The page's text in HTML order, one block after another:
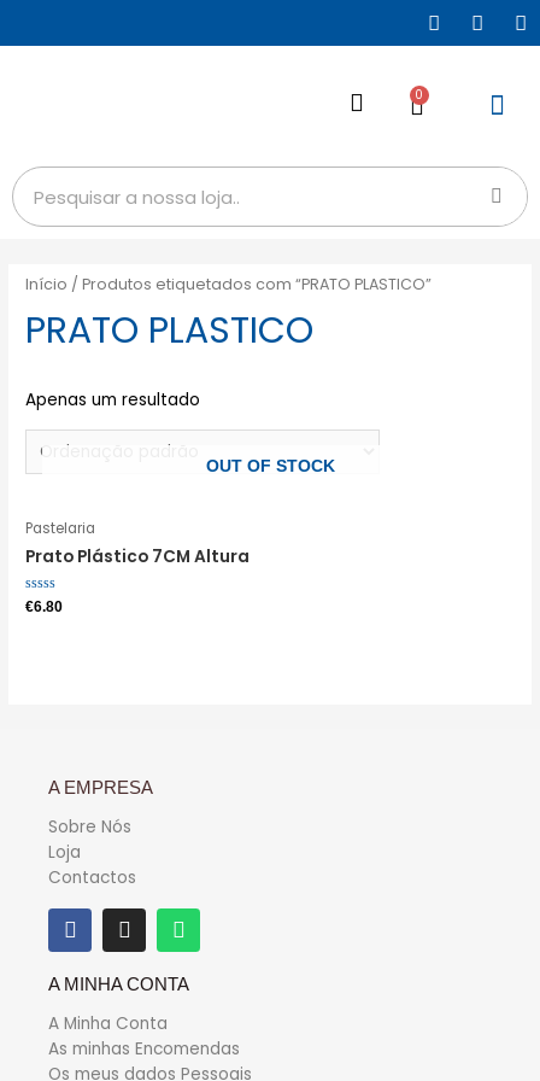
0
Início / Produtos etiquetados com “PRATO PLASTICO”
PRATO PLASTICO
Apenas um resultado
OUT OF STOCK
Pastelaria
Prato Plástico 7CM Altura
Avaliação
€6.80
A EMPRESA
Sobre Nós
Loja
Contactos
A MINHA CONTA
A Minha Conta
As minhas Encomendas
Os meus dados Pessoais